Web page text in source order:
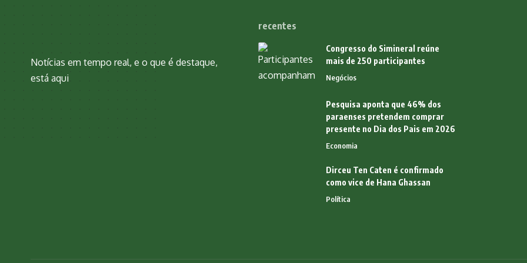
Notícias em tempo real, e o que é destaque,
está aqui
recentes
Congresso do Simineral reúne
mais de 250 participantes
Negócios
Pesquisa aponta que 46% dos
paraenses pretendem comprar
presente no Dia dos Pais em 2026
Economia
Dirceu Ten Caten é confirmado
como vice de Hana Ghassan
Política